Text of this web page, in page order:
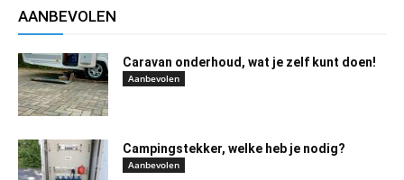
AANBEVOLEN
Caravan onderhoud, wat je zelf kunt doen!
Aanbevolen
Campingstekker, welke heb je nodig?
Aanbevolen